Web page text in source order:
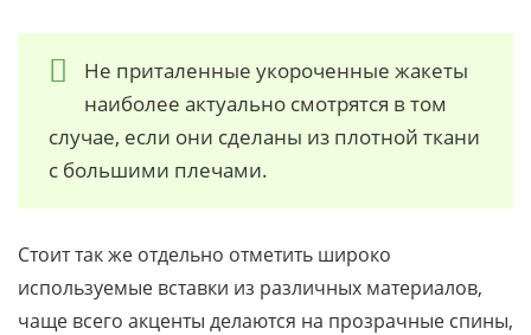
Не приталенные укороченные жакеты
наиболее актуально смотрятся в том
случае, если они сделаны из плотной ткани
с большими плечами.
Стоит так же отдельно отметить широко
используемые вставки из различных материалов,
чаще всего акценты делаются на прозрачные спины,